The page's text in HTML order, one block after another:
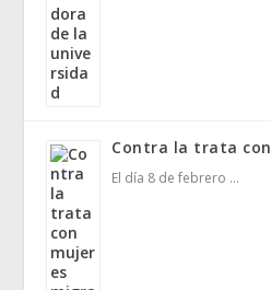
Contra la trata
El día 8 de febrero …